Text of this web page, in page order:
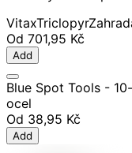
VitaxTriclopyr
Od 701,95 Kč
Add
Blue Spot Tools -
ocel
Od 38,95 Kč
Add